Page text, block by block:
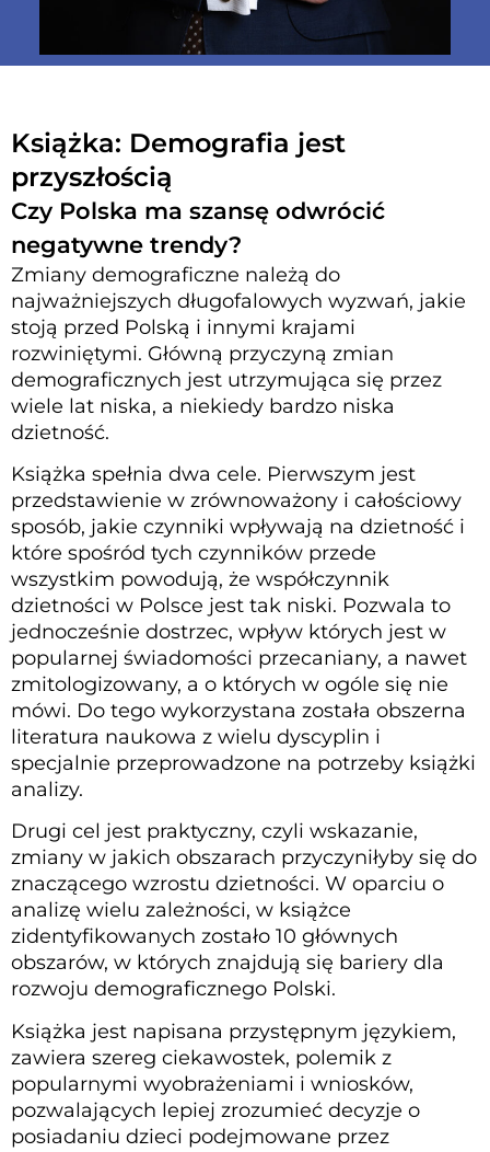
Książka: Demografia jest
przyszłością
Czy Polska ma szansę odwrócić
negatywne trendy?
Zmiany demograficzne należą do
najważniejszych długofalowych wyzwań, jakie
stoją przed Polską i innymi krajami
rozwiniętymi. Główną przyczyną zmian
demograficznych jest utrzymująca się przez
wiele lat niska, a niekiedy bardzo niska
dzietność.
Książka spełnia dwa cele. Pierwszym jest
przedstawienie w zrównoważony i całościowy
sposób, jakie czynniki wpływają na dzietność i
które spośród tych czynników przede
wszystkim powodują, że współczynnik
dzietności w Polsce jest tak niski. Pozwala to
jednocześnie dostrzec, wpływ których jest w
popularnej świadomości przecaniany, a nawet
zmitologizowany, a o których w ogóle się nie
mówi. Do tego wykorzystana została obszerna
literatura naukowa z wielu dyscyplin i
specjalnie przeprowadzone na potrzeby książki
analizy.
Drugi cel jest praktyczny, czyli wskazanie,
zmiany w jakich obszarach przyczyniłyby się do
znaczącego wzrostu dzietności. W oparciu o
analizę wielu zależności, w książce
zidentyfikowanych zostało 10 głównych
obszarów, w których znajdują się bariery dla
rozwoju demograficznego Polski.
Książka jest napisana przystępnym językiem,
zawiera szereg ciekawostek, polemik z
popularnymi wyobrażeniami i wniosków,
pozwalających lepiej zrozumieć decyzje o
posiadaniu dzieci podejmowane przez